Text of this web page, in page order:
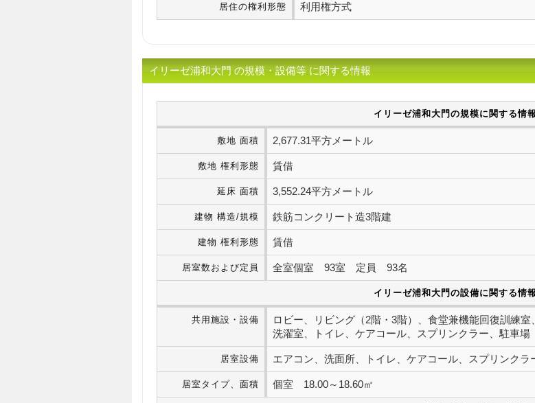
居住の権利形態 利用権方式
イリーゼ浦和大門 の規模・設備等 に関する情報
イリーゼ浦和大門の規模に関する情報
敷地 面積 2,677.31平方メートル
敷地 権利形態 賃借
延床 面積 3,552.24平方メートル
建物 構造/規模 鉄筋コンクリート造3階建
建物 権利形態 賃借
居室数および定員 全室個室 93室 定員 93名
イリーゼ浦和大門の設備に関する情報
共用施設・設備
ロビー、リビング（2階・3階）、食堂兼機能回復訓練
洗濯室、トイレ、ケアコール、スプリンクラー、駐車場
居室設備 エアコン、洗面所、トイレ、ケアコール、スプリンクラ
居室タイプ、面積 個室 18.00～18.60㎡